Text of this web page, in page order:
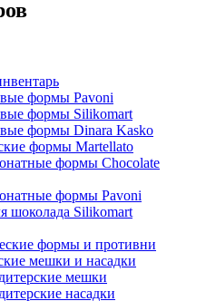
формы Pavoni
формы Silikomart
формы Dinara Kasko
формы Martellato
формы Chocolate
формы Pavoni
шоколада Silikomart
формы и противни
мешки и насадки
мешки
насадки